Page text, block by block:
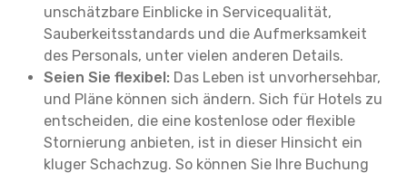
unschätzbare Einblicke in Servicequalität,
Sauberkeitsstandards und die Aufmerksamkeit
des Personals, unter vielen anderen Details.
Seien Sie flexibel: Das Leben ist unvorhersehbar,
und Pläne können sich ändern. Sich für Hotels zu
entscheiden, die eine kostenlose oder flexible
Stornierung anbieten, ist in dieser Hinsicht ein
kluger Schachzug. So können Sie Ihre Buchung